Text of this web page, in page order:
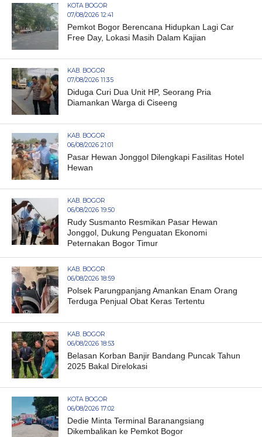
KOTA BOGOR
07/08/2026 12:41
Pemkot Bogor Berencana Hidupkan Lagi Car
Free Day, Lokasi Masih Dalam Kajian
KAB. BOGOR
07/08/2026 11:35
Diduga Curi Dua Unit HP, Seorang Pria
Diamankan Warga di Ciseeng
KAB. BOGOR
06/08/2026 21:01
Pasar Hewan Jonggol Dilengkapi Fasilitas Hotel
Hewan
KAB. BOGOR
06/08/2026 19:50
Rudy Susmanto Resmikan Pasar Hewan
Jonggol, Dukung Penguatan Ekonomi
Peternakan Bogor Timur
KAB. BOGOR
06/08/2026 18:59
Polsek Parungpanjang Amankan Enam Orang
Terduga Penjual Obat Keras Tertentu
KAB. BOGOR
06/08/2026 18:53
Belasan Korban Banjir Bandang Puncak Tahun
2025 Bakal Direlokasi
KOTA BOGOR
06/08/2026 17:02
Dedie Minta Terminal Baranangsiang
Dikembalikan ke Pemkot Bogor